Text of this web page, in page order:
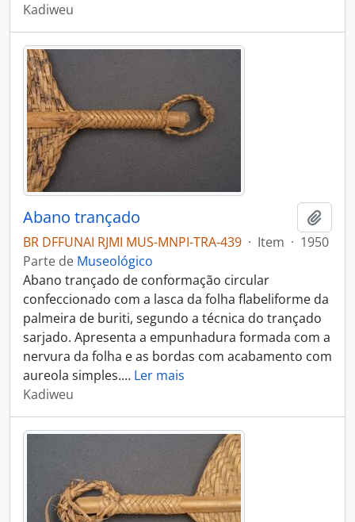
Kadiweu
Abano trançado
BR DFFUNAI RJMI MUS-MNPI-TRA-439 · Item · 1950
Parte de Museológico
Abano trançado de conformação circular
confeccionado com a lasca da folha flabeliforme da
palmeira de buriti, segundo a técnica do trançado
sarjado. Apresenta a empunhadura formada com a
nervura da folha e as bordas com acabamento com
aureola simples.… Ler mais
Kadiweu